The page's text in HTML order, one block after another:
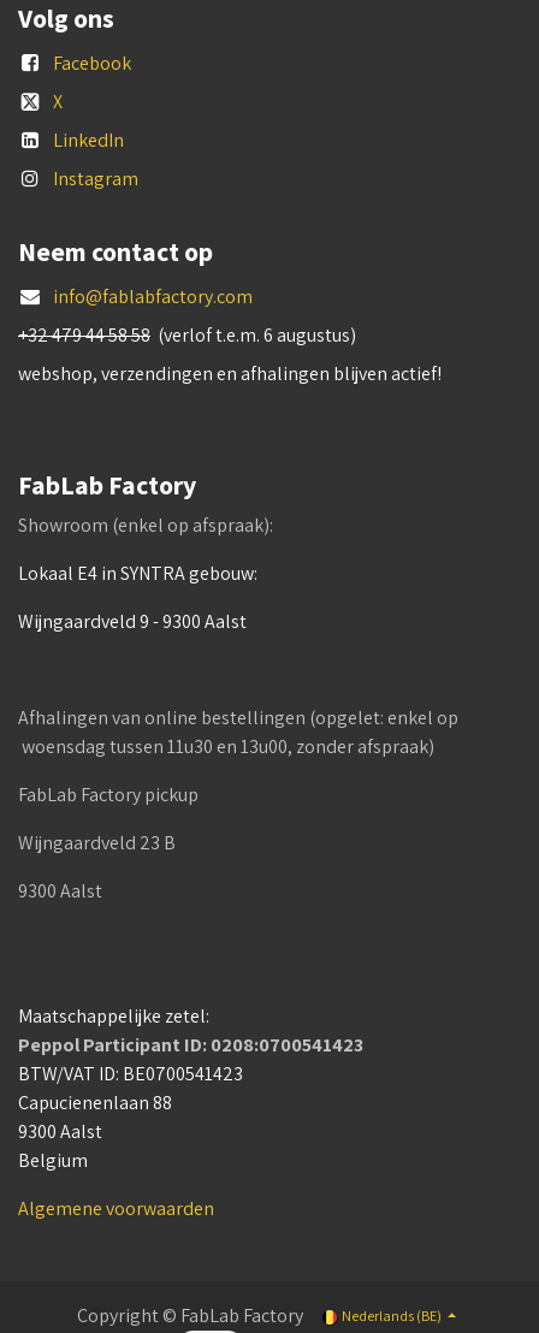
Volg ons
Facebook
X
LinkedIn
Instagram
Neem contact op
info@fablabfactory.com
+32 479 44 58 58 (verlof t.e.m. 6 augustus)
webshop, verzendingen en afhalingen blijven actief!
FabLab Factory
Showroom (enkel op afspraak):
Lokaal E4 in SYNTRA gebouw:
Wijngaardveld 9 - 9300 Aalst
Afhalingen van online bestellingen (opgelet: enkel op
woensdag tussen 11u30 en 13u00, zonder afspraak)
FabLab Factory pickup
Wijngaardveld 23 B
9300 Aalst
Maatschappelijke zetel:
Peppol Participant ID: 0208:0700541423
BTW/VAT ID: BE0700541423
Capucienenlaan 88
9300 Aalst
Belgium
Algemene voorwaarden
Copyright © FabLab Factory Nederlands (BE)